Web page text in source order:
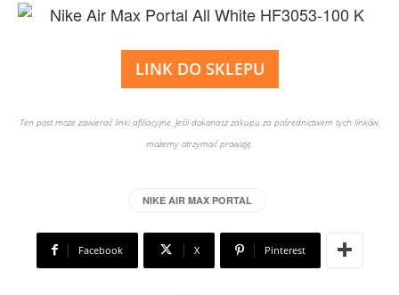
LINK DO SKLEPU
Ten post może zawierać linki afiliacyjne. Jeśli dokonasz zakupu za pośrednictwem tych linków,
możemy otrzymać prowizję.
NIKE AIR MAX PORTAL
Facebook X Pinterest